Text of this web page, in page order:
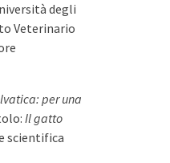
degli
Veterinario
per una
Il gatto
scientifica